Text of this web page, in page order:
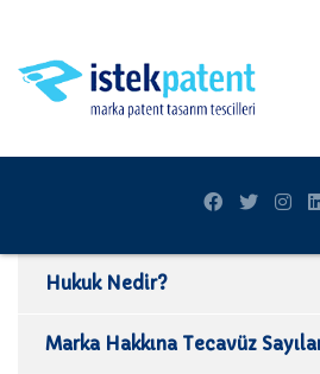
Hukuk Nedir?
Marka Hakkına Tecavüz